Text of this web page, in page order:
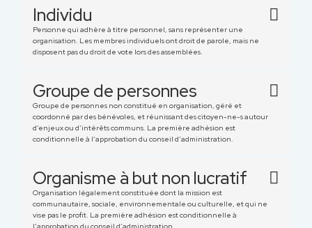
Individu
Personne qui adhère à titre personnel, sans représenter une
organisation. Les membres individuels ont droit de parole, mais ne
disposent pas du droit de vote lors des assemblées.
Groupe de personnes
Groupe de personnes non constitué en organisation, géré et
coordonné par des bénévoles, et réunissant des citoyen-ne-s autour
d’enjeux ou d’intérêts communs. La première adhésion est
conditionnelle à l’approbation du conseil d’administration.
Organisme à but non lucratif
Organisation légalement constituée dont la mission est
communautaire, sociale, environnementale ou culturelle, et qui ne
vise pas le profit. La première adhésion est conditionnelle à
l’approbation du conseil d’administration.